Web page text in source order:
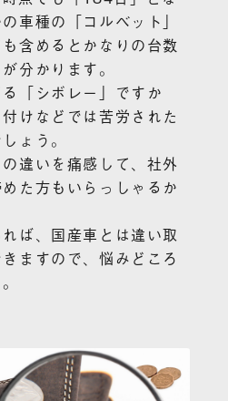
車種の「コルベット」
含めるとかなりの台数
分かります。
「シボレー」ですか
けなどでは苦労された
ょう。
違いを痛感して、社外
た方もいらっしゃるか
ば、国産車とは違い取
ますので、悩みどころ